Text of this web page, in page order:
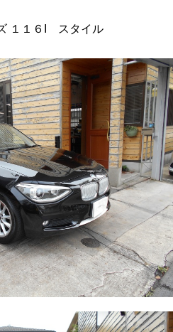
１１６I スタイル